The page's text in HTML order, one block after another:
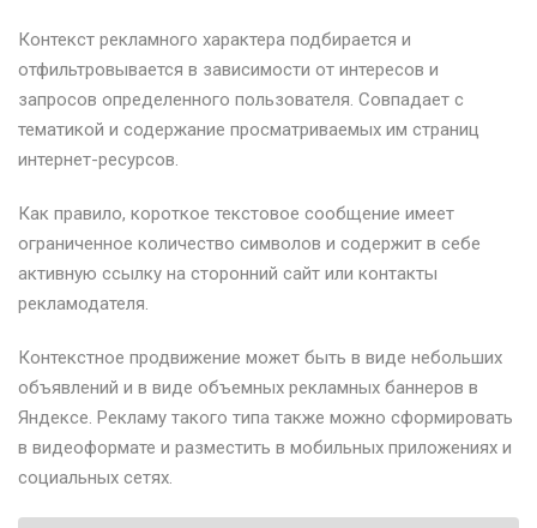
Контекст рекламного характера подбирается и
отфильтровывается в зависимости от интересов и
запросов определенного пользователя. Совпадает с
тематикой и содержание просматриваемых им страниц
интернет-ресурсов.
Как правило, короткое текстовое сообщение имеет
ограниченное количество символов и содержит в себе
активную ссылку на сторонний сайт или контакты
рекламодателя.
Контекстное продвижение может быть в виде небольших
объявлений и в виде объемных рекламных баннеров в
Яндексе. Рекламу такого типа также можно сформировать
в видеоформате и разместить в мобильных приложениях и
социальных сетях.